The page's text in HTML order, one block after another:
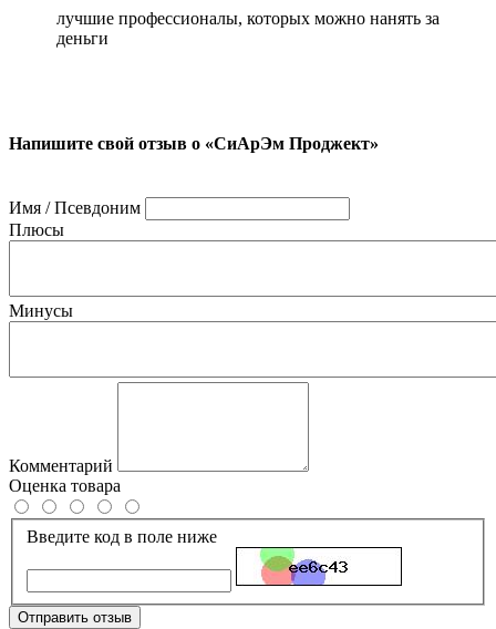
лучшие профессионалы, которых можно нанять за
деньги
Напишите свой отзыв о «СиАрЭм Проджект»
Имя / Псевдоним
Плюсы
Минусы
Комментарий
Оценка товара
Введите код в поле ниже
Отправить отзыв